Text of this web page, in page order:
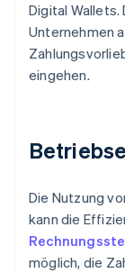
Digital
Unternehmen
eingehen.
Die Nutzung
kann die
möglich, die